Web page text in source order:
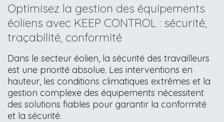
Optimisez la gestion des équipements
éoliens avec KEEP CONTROL : sécurité,
traçabilité, conformité
Dans le secteur éolien, la sécurité des travailleurs
est une priorité absolue. Les interventions en
hauteur, les conditions climatiques extrêmes et la
gestion complexe des équipements nécessitent
des solutions fiables pour garantir la conformité
et la sécurité.